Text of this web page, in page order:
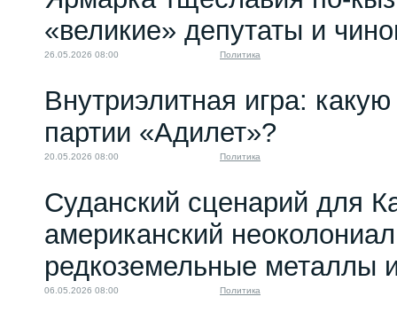
«великие» депутаты и
26.05.2026 08:00 Политика
Внутриэлитная игра: какую
партии «Адилет»?
20.05.2026 08:00 Политика
Суданский сценарий для
американский
редкоземельные металлы
06.05.2026 08:00 Политика